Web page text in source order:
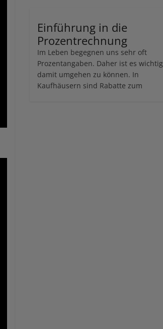
Einführung in die
Prozentrechnung
Im Leben begegnen uns sehr oft
Prozentangaben. Daher ist es wichtig
damit umgehen zu können. In
Kaufhäusern sind Rabatte zum